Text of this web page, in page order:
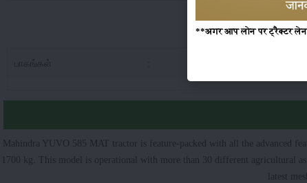
Mahindra
பாகங்கள்
Mahindra YUVO 585 MAT tractor is feature-packed with all the advanced
1700 kg. This model is operational with more than 30 different agricultural
latest
**अगर आप लोन पर ट्रैक्टर